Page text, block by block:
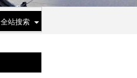
全站搜索